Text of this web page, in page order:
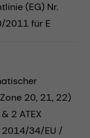
(EG) Nr.
2011 für E
20, 21, 22)
2 ATEX
2014/34/EU /